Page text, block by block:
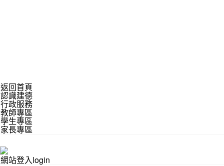
返回首頁
認識建德
行政服務
教師專區
學生專區
家長專區
網站登入login